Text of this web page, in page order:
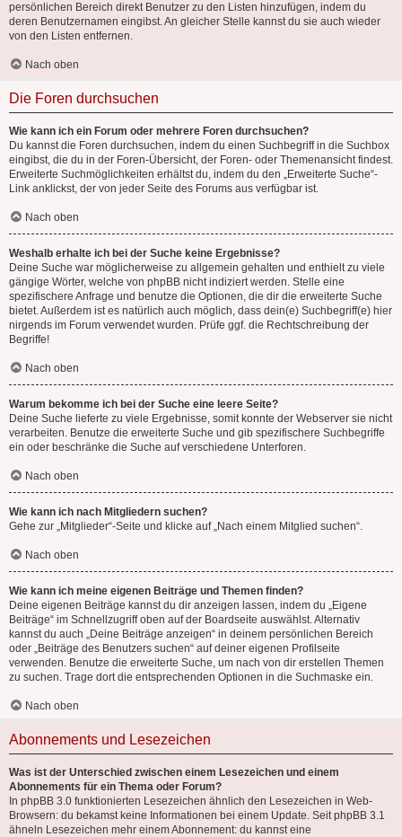
persönlichen Bereich direkt Benutzer zu den Listen hinzufügen, indem du
deren Benutzernamen eingibst. An gleicher Stelle kannst du sie auch wieder
von den Listen entfernen.
Nach oben
Die Foren durchsuchen
Wie kann ich ein Forum oder mehrere Foren durchsuchen?
Du kannst die Foren durchsuchen, indem du einen Suchbegriff in die Suchbox
eingibst, die du in der Foren-Übersicht, der Foren- oder Themenansicht findest.
Erweiterte Suchmöglichkeiten erhältst du, indem du den „Erweiterte Suche“-
Link anklickst, der von jeder Seite des Forums aus verfügbar ist.
Nach oben
Weshalb erhalte ich bei der Suche keine Ergebnisse?
Deine Suche war möglicherweise zu allgemein gehalten und enthielt zu viele
gängige Wörter, welche von phpBB nicht indiziert werden. Stelle eine
spezifischere Anfrage und benutze die Optionen, die dir die erweiterte Suche
bietet. Außerdem ist es natürlich auch möglich, dass dein(e) Suchbegriff(e) hier
nirgends im Forum verwendet wurden. Prüfe ggf. die Rechtschreibung der
Begriffe!
Nach oben
Warum bekomme ich bei der Suche eine leere Seite?
Deine Suche lieferte zu viele Ergebnisse, somit konnte der Webserver sie nicht
verarbeiten. Benutze die erweiterte Suche und gib spezifischere Suchbegriffe
ein oder beschränke die Suche auf verschiedene Unterforen.
Nach oben
Wie kann ich nach Mitgliedern suchen?
Gehe zur „Mitglieder“-Seite und klicke auf „Nach einem Mitglied suchen“.
Nach oben
Wie kann ich meine eigenen Beiträge und Themen finden?
Deine eigenen Beiträge kannst du dir anzeigen lassen, indem du „Eigene
Beiträge“ im Schnellzugriff oben auf der Boardseite auswählst. Alternativ
kannst du auch „Deine Beiträge anzeigen“ in deinem persönlichen Bereich
oder „Beiträge des Benutzers suchen“ auf deiner eigenen Profilseite
verwenden. Benutze die erweiterte Suche, um nach von dir erstellen Themen
zu suchen. Trage dort die entsprechenden Optionen in die Suchmaske ein.
Nach oben
Abonnements und Lesezeichen
Was ist der Unterschied zwischen einem Lesezeichen und einem
Abonnements für ein Thema oder Forum?
In phpBB 3.0 funktionierten Lesezeichen ähnlich den Lesezeichen in Web-
Browsern: du bekamst keine Informationen bei einem Update. Seit phpBB 3.1
ähneln Lesezeichen mehr einem Abonnement: du kannst eine